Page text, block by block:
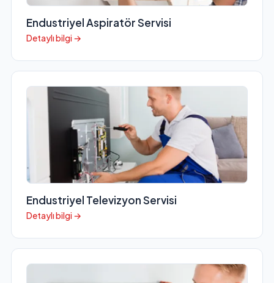
Endustriyel Aspiratör Servisi
Detaylı bilgi →
Endustriyel Televizyon Servisi
Detaylı bilgi →